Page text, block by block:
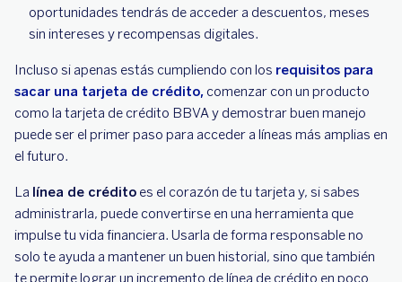
oportunidades tendrás de acceder a descuentos, meses
sin intereses y recompensas digitales.
Incluso si apenas estás cumpliendo con los requisitos para
sacar una tarjeta de crédito, comenzar con un producto
como la tarjeta de crédito BBVA y demostrar buen manejo
puede ser el primer paso para acceder a líneas más amplias en
el futuro.
La línea de crédito es el corazón de tu tarjeta y, si sabes
administrarla, puede convertirse en una herramienta que
impulse tu vida financiera. Usarla de forma responsable no
solo te ayuda a mantener un buen historial, sino que también
te permite lograr un incremento de línea de crédito en poco